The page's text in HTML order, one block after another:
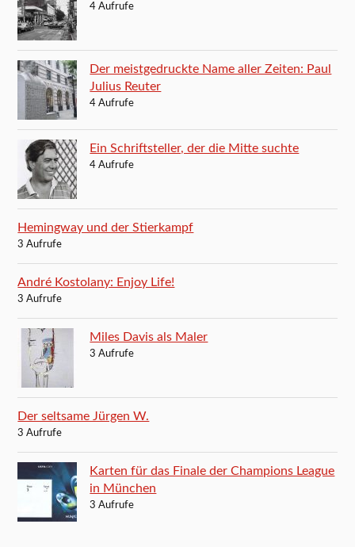
4 Aufrufe
Der meistgedruckte Name aller Zeiten: Paul
Julius Reuter
4 Aufrufe
Ein Schriftsteller, der die Mitte suchte
4 Aufrufe
Hemingway und der Stierkampf
3 Aufrufe
André Kostolany: Enjoy Life!
3 Aufrufe
Miles Davis als Maler
3 Aufrufe
Der seltsame Jürgen W.
3 Aufrufe
Karten für das Finale der Champions League
in München
3 Aufrufe